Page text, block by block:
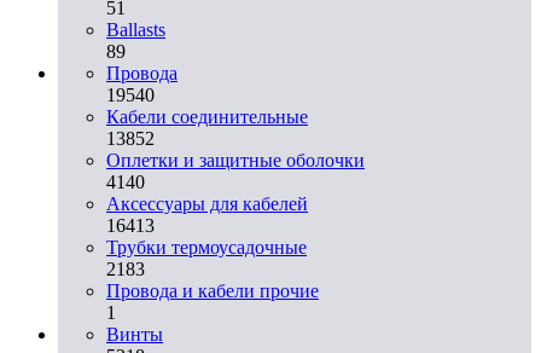
51
Ballasts
89
Провода
19540
Кабели соединительные
13852
Оплетки и защитные оболочки
4140
Аксессуары для кабелей
16413
Трубки термоусадочные
2183
Провода и кабели прочие
1
Винты